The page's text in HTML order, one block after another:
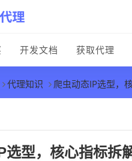
开发文档 获取代理
代理知识 爬虫动态IP选型，
选型，核心指标拆